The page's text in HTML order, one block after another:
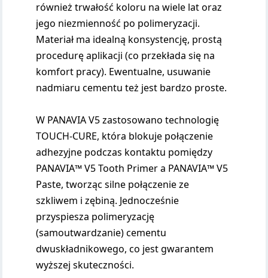
również trwałość koloru na wiele lat oraz
jego niezmienność po polimeryzacji.
Materiał ma idealną konsystencję, prostą
procedurę aplikacji (co przekłada się na
komfort pracy). Ewentualne, usuwanie
nadmiaru cementu też jest bardzo proste.
W PANAVIA V5 zastosowano technologię
TOUCH-CURE, która blokuje połączenie
adhezyjne podczas kontaktu pomiędzy
PANAVIA™ V5 Tooth Primer a PANAVIA™ V5
Paste, tworząc silne połączenie ze
szkliwem i zębiną. Jednocześnie
przyspiesza polimeryzację
(samoutwardzanie) cementu
dwuskładnikowego, co jest gwarantem
wyższej skuteczności.